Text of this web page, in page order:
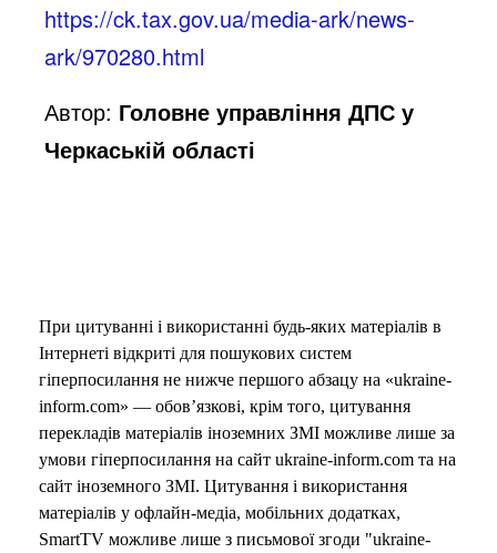
https://ck.tax.gov.ua/media-ark/news-
ark/970280.html
Автор: Головне управління ДПС у
Черкаській області
При цитуванні і використанні будь-яких матеріалів в
Інтернеті відкриті для пошукових систем
гіперпосилання не нижче першого абзацу на «ukraine-
inform.com» — обов’язкові, крім того, цитування
перекладів матеріалів іноземних ЗМІ можливе лише за
умови гіперпосилання на сайт ukraine-inform.com та на
сайт іноземного ЗМІ. Цитування і використання
матеріалів у офлайн-медіа, мобільних додатках,
SmartTV можливе лише з письмової згоди "ukraine-